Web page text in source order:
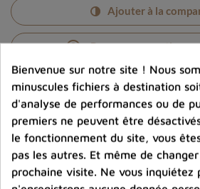
Ajouter à la
help_outline Posez une question
Photos contractuelles. Vous
voyez
Bienvenue sur notre site ! Nous
minuscules fichiers à destination
d'analyse de performances ou de
premiers ne peuvent être
le fonctionnement du site, vous
pas les autres. Et même de
prochaine visite. Ne vous inquiétez